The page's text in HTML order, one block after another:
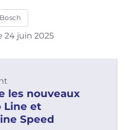
Bosch
24 juin 2025
les nouveaux
Line et
Speed